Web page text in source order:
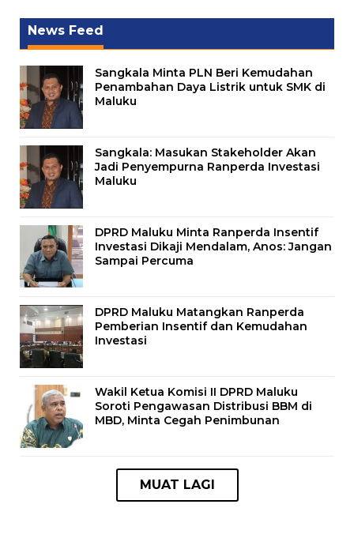
News Feed
Sangkala Minta PLN Beri Kemudahan
Penambahan Daya Listrik untuk SMK di
Maluku
Sangkala: Masukan Stakeholder Akan
Jadi Penyempurna Ranperda Investasi
Maluku
DPRD Maluku Minta Ranperda Insentif
Investasi Dikaji Mendalam, Anos: Jangan
Sampai Percuma
DPRD Maluku Matangkan Ranperda
Pemberian Insentif dan Kemudahan
Investasi
Wakil Ketua Komisi II DPRD Maluku
Soroti Pengawasan Distribusi BBM di
MBD, Minta Cegah Penimbunan